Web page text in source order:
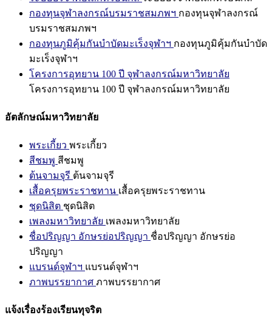
กองทุนจุฬาลงกรณ์บรมราชสมภพฯ กองทุนจุฬาลงกรณ์
บรมราชสมภพฯ
กองทุนภูมิคุ้มกันบำบัดมะเร็งจุฬาฯ กองทุนภูมิคุ้มกันบำบัด
มะเร็งจุฬาฯ
โครงการอุทยาน 100 ปี จุฬาลงกรณ์มหาวิทยาลัย
โครงการอุทยาน 100 ปี จุฬาลงกรณ์มหาวิทยาลัย
อัตลักษณ์มหาวิทยาลัย
พระเกี้ยว พระเกี้ยว
สีชมพู สีชมพู
ต้นจามจุรี ต้นจามจุรี
เสื้อครุยพระราชทาน เสื้อครุยพระราชทาน
ชุดนิสิต ชุดนิสิต
เพลงมหาวิทยาลัย เพลงมหาวิทยาลัย
ชื่อปริญญา อักษรย่อปริญญา ชื่อปริญญา อักษรย่อ
ปริญญา
แบรนด์จุฬาฯ แบรนด์จุฬาฯ
ภาพบรรยากาศ ภาพบรรยากาศ
แจ้งเรื่องร้องเรียนทุจริต